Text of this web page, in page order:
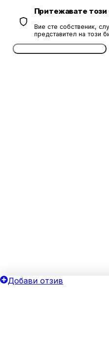
Притежавате този
Вие сте собственик,
представител на този
Добави отзив